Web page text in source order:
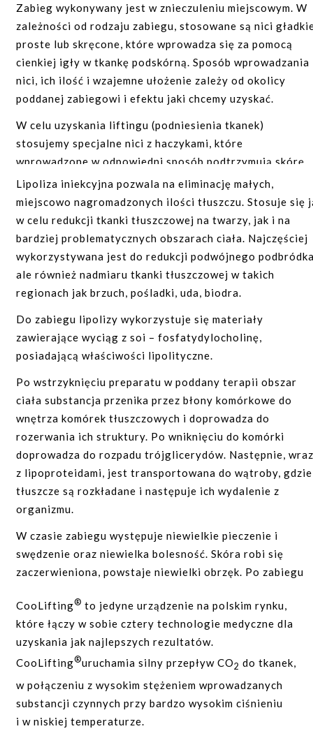
niska waga ciała uniemożliwiająca pobranie
odpowiedniej ilości tkanki tłuszczowe;j
palenie papierosów – należy minimum dwa
przed zabiegiem zaprzestać ich palenia.
EFEKTY ZABIEGU:
Pacjent zyskuje naturalny efekt wypełnienia,
wygładzenia oraz rewitalizacji obszaru poddanego
zabiegowi. Dodatkowe zalecenia ustalane są
indywidualnie przez lekarza.
ZALECENIA PO ZABIEGU:
Miejsca z których pobrana została tkanka tłuszczowa
należy poddawać masażom i okrywać je opatrunkami
uciskowymi. Po zabiegu można powrócić do normalnych
czynności już po kilku dniach od jego przeprowadzenia.
Przez około 2 tygodnie unikać:
wysiłku fizycznego;
gorących kąpieli;
pływania w basenie;
sauny.
Tkanka tłuszczowa jest materiałem ulegającym
naturalnej absorpcji, dlatego efekt osiągnięty w dniu
zabiegu w ciągu najbliższych tygodni może ulec
osłabieniu. Lekarz nie jest w stanie przed zabiegiem
określić jaka część komórek zostanie wchłonięta –
każdego pacjenta. Zabieg można powtarzać do momentu
uzyskania pożądanego efektu estetycznego (odstęp
czasowy wymagany pomiędzy kolejnymi zabiegami to
minimum 2 miesiące – tyle czasu potrzeba na
ustabilizowanie efektów).
ciąża, okres karmienia piersią;
choroby autoimmunologiczne;
cukrzyca;
tendencje do powstawania bliznowców;
aktywne zakażenia okolicy zabiegu;
choroba nowotworowa.
Po zabiegu w miejscu podania preparatu może pojawić
Reakcje te zazwyczaj ustępują po kilku godzinach, mogą
jednak utrzymać się do siedmiu dni. Po tym czasie
ustępują samoistnie.
Zabieg wykonywany jest w znieczuleniu miejscowym. W
zależności od rodzaju zabiegu, stosowane są nici
proste lub skręcone, które wprowadza się za pomocą
cienkiej igły w tkankę podskórną. Sposób wprowadzania
nici, ich ilość i wzajemne ułożenie zależy od okolicy
poddanej zabiegowi i efektu jaki chcemy uzyskać.
W celu uzyskania liftingu (podniesienia tkanek)
stosujemy specjalne nici z haczykami, które
wprowadzone w odpowiedni sposób podtrzymują skórę
oraz zapobiegają jej opadaniu dając natychmiastowy i
trwały efekt. Po zabiegu może wystąpić niewielki obrzęk
tkanek oraz siniaki ustępujące w ciągu kilku dni i
bolesność okolic poddanych zabiegowi.
Po około 10–14 dniach rozpoczyna się proces syntezy
naturalnych białek organizmu (kolagenu i elastyny –
białek odpowiedzialnych za sprężystość, napięcie,
jędrność i elastyczność skóry). Proces tan trwa przez
cały okres utrzymywania się nici w organizmie. Efekty
estetyczne utrzymują się zazwyczaj do 24 miesięcy.
WSKAZANIA DO ZABIEGU:
poprawa owalu twarzy;
zmarszczki na czole;
obniżone krawędzie brwi;
opadająca, zwiotczała skóra policzków;
nadmiernie zarysowany fałd nosowo-wargowy;
linie marionetki;
fałdy i zmarszczki na szyi i dekolcie.
PRZECIWWSKAZANIA:
choroba nowotworowa;
otwarte rany lub zmieniona chorobowo skóra;
zaburzenia krzepnięcia krwi;
Lipoliza iniekcyjna pozwala na eliminację małych,
miejscowo nagromadzonych ilości tłuszczu. Stosuje się
w celu redukcji tkanki tłuszczowej na twarzy, jak i na
bardziej problematycznych obszarach ciała. Najczęściej
wykorzystywana jest do redukcji podwójnego
ale również nadmiaru tkanki tłuszczowej w takich
regionach jak brzuch, pośladki, uda, biodra.
Do zabiegu lipolizy wykorzystuje się materiały
zawierające wyciąg z soi – fosfatydylocholinę,
posiadającą właściwości lipolityczne.
Po wstrzyknięciu preparatu w poddany terapii obszar
ciała substancja przenika przez błony komórkowe do
wnętrza komórek tłuszczowych i doprowadza do
rozerwania ich struktury. Po wniknięciu do komórki
doprowadza do rozpadu trójglicerydów. Następnie, wraz
z lipoproteidami, jest transportowana do wątroby, gdzie
tłuszcze są rozkładane i następuje ich wydalenie z
organizmu.
W czasie zabiegu występuje niewielkie pieczenie i
swędzenie oraz niewielka bolesność. Skóra robi się
zaczerwieniona, powstaje niewielki obrzęk. Po zabiegu
są to pożądane efekty świadczące o skuteczności
zabiegu.
już po około trzech tygodniach od wykonania zabiegu
PRZECIWWSKAZANIA:
ciąża i okres karmienia piersią;
CooLifting® to jedyne urządzenie na polskim rynku,
które łączy w sobie cztery technologie medyczne dla
uzyskania jak najlepszych rezultatów.
CooLifting®uruchamia silny przepływ CO2 do tkanek,
w połączeniu z wysokim stężeniem wprowadzanych
substancji czynnych przy bardzo wysokim ciśnieniu
i w niskiej temperaturze.